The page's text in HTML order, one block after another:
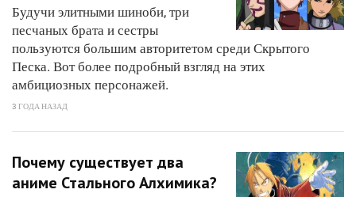
Будучи элитными шиноби, три
песчаных брата и сестры
пользуются большим авторитетом среди Скрытого
Песка. Вот более подробный взгляд на этих
амбициозных персонажей.
3 ГОДА НАЗАД
Почему существует два
аниме Стального Алхимика?